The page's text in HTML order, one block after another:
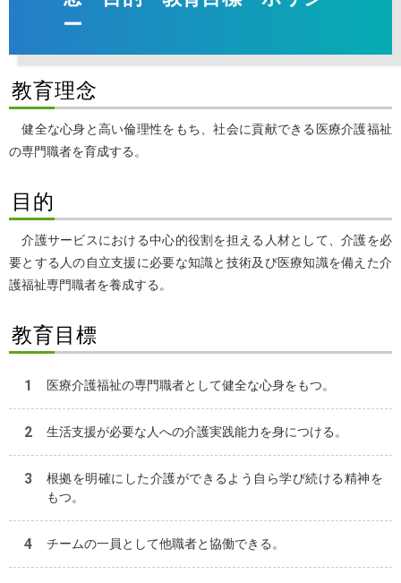
ー
教育理念
健全な心身と高い倫理性をもち、社会に貢献できる医療介護福祉
の専門職者を育成する。
目的
介護サービスにおける中心的役割を担える人材として、介護を必
要とする人の自立支援に必要な知識と技術及び医療知識を備えた介
護福祉専門職者を養成する。
教育目標
医療介護福祉の専門職者として健全な心身をもつ。
生活支援が必要な人への介護実践能力を身につける。
根拠を明確にした介護ができるよう自ら学び続ける精神を
もつ。
チームの一員として他職者と協働できる。